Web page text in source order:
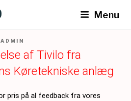
Menu
ADMIN
af Tivilo fra
Køretekniske anlæg
pris på al feedback fra vores